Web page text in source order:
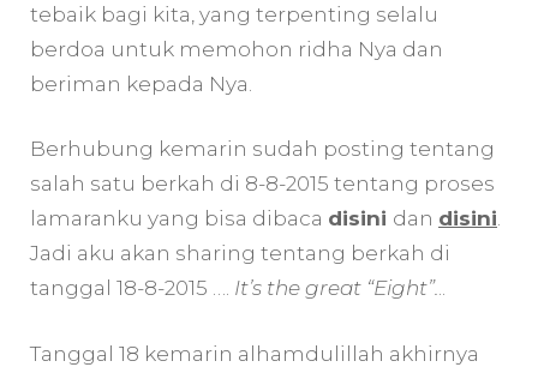
tebaik bagi kita, yang terpenting selalu
berdoa untuk memohon ridha Nya dan
beriman kepada Nya.
Berhubung kemarin sudah posting tentang
salah satu berkah di 8-8-2015 tentang proses
lamaranku yang bisa dibaca disini dan disini.
Jadi aku akan sharing tentang berkah di
tanggal 18-8-2015 …. It’s the great “Eight”...
Tanggal 18 kemarin alhamdulillah akhirnya